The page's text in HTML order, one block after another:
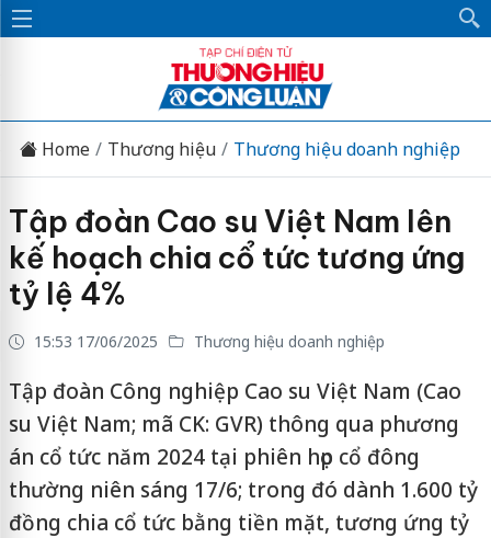
Home Thương hiệu Thương hiệu doanh nghiệp
Tập đoàn Cao su Việt Nam lên
kế hoạch chia cổ tức tương ứng
tỷ lệ 4%
15:53 17/06/2025 Thương hiệu doanh nghiệp
Tập đoàn Công nghiệp Cao su Việt Nam (Cao
su Việt Nam; mã CK: GVR) thông qua phương
án cổ tức năm 2024 tại phiên họp cổ đông
thường niên sáng 17/6; trong đó dành 1.600 tỷ
đồng chia cổ tức bằng tiền mặt, tương ứng tỷ